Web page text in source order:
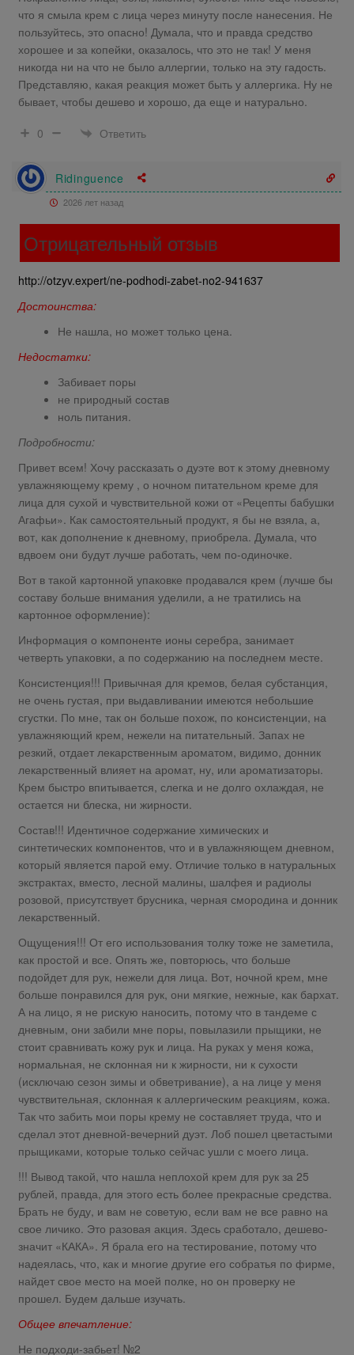
что я смыла крем с лица через минуту после нанесения. Не
пользуйтесь, это опасно! Думала, что и правда средство
хорошее и за копейки, оказалось, что это не так! У меня
никогда ни на что не было аллергии, только на эту гадость.
Представляю, какая реакция может быть у аллергика. Ну не
бывает, чтобы дешево и хорошо, да еще и натурально.
0
Ответить
Ridinguence
2026 лет назад
Отрицательный отзыв
http://otzyv.expert/ne-podhodi-zabet-no2-941637
Достоинства:
Не нашла, но может только цена.
Недостатки:
Забивает поры
не природный состав
ноль питания.
Подробности:
Привет всем! Хочу рассказать о дуэте вот к этому дневному
увлажняющему крему , о ночном питательном креме для
лица для сухой и чувствительной кожи от «Рецепты бабушки
Агафьи». Как самостоятельный продукт, я бы не взяла, а,
вот, как дополнение к дневному, приобрела. Думала, что
вдвоем они будут лучше работать, чем по-одиночке.
Вот в такой картонной упаковке продавался крем (лучше бы
составу больше внимания уделили, а не тратились на
картонное оформление):
Информация о компоненте ионы серебра, занимает
четверть упаковки, а по содержанию на последнем месте.
Консистенция!!! Привычная для кремов, белая субстанция,
не очень густая, при выдавливании имеются небольшие
сгустки. По мне, так он больше похож, по консистенции, на
увлажняющий крем, нежели на питательный. Запах не
резкий, отдает лекарственным ароматом, видимо, донник
лекарственный влияет на аромат, ну, или ароматизаторы.
Крем быстро впитывается, слегка и не долго охлаждая, не
остается ни блеска, ни жирности.
Состав!!! Идентичное содержание химических и
синтетических компонентов, что и в увлажняющем дневном,
который является парой ему. Отличие только в натуральных
экстрактах, вместо, лесной малины, шалфея и радиолы
розовой, присутствует брусника, черная смородина и донник
лекарственный.
Ощущения!!! От его использования толку тоже не заметила,
как простой и все. Опять же, повторюсь, что больше
подойдет для рук, нежели для лица. Вот, ночной крем, мне
больше понравился для рук, они мягкие, нежные, как бархат.
А на лицо, я не рискую наносить, потому что в тандеме с
дневным, они забили мне поры, повылазили прыщики, не
стоит сравнивать кожу рук и лица. На руках у меня кожа,
нормальная, не склонная ни к жирности, ни к сухости
(исключаю сезон зимы и обветривание), а на лице у меня
чувствительная, склонная к аллергическим реакциям, кожа.
Так что забить мои поры крему не составляет труда, что и
сделал этот дневной-вечерний дуэт. Лоб пошел цветастыми
прыщиками, которые только сейчас ушли с моего лица.
!!! Вывод такой, что нашла неплохой крем для рук за 25
рублей, правда, для этого есть более прекрасные средства.
Брать не буду, и вам не советую, если вам не все равно на
свое личико. Это разовая акция. Здесь сработало, дешево-
значит «КАКА». Я брала его на тестирование, потому что
надеялась, что, как и многие другие его собратья по фирме,
найдет свое место на моей полке, но он проверку не
прошел. Будем дальше изучать.
Общее впечатление:
Не подходи-забьет! №2